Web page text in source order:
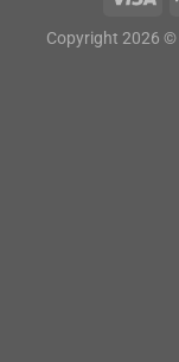
Copyright 2026 ©